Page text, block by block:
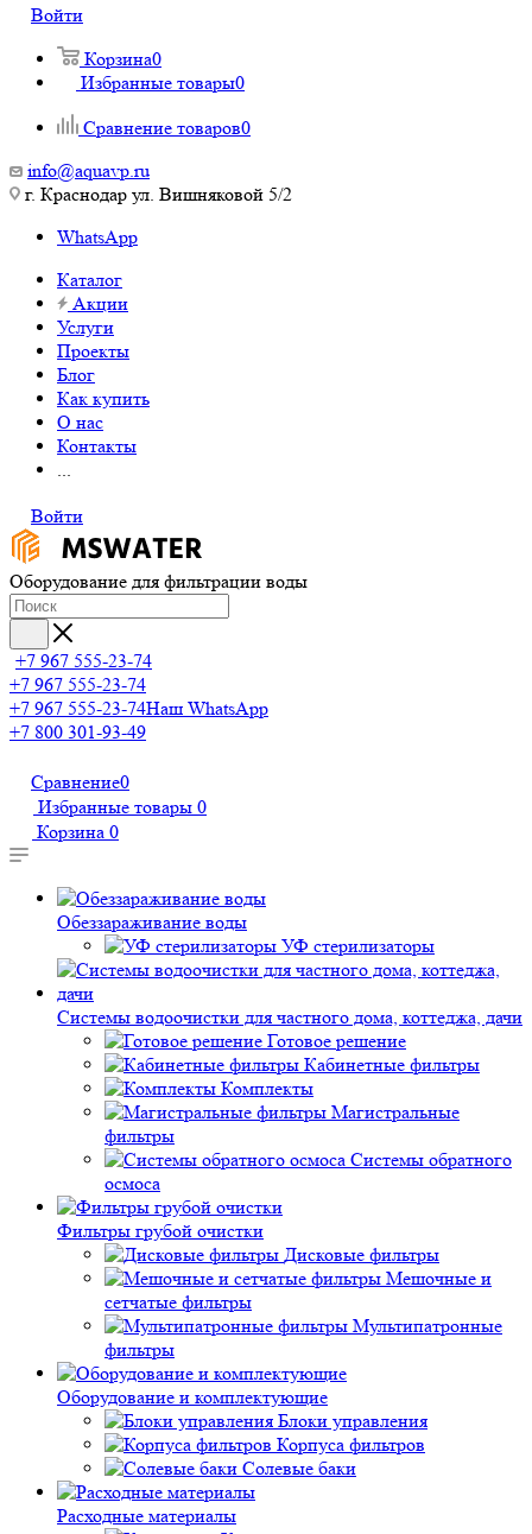
Войти
Корзина0
Избранные товары0
Сравнение товаров0
info@aquavp.ru
г. Краснодар ул. Вишняковой 5/2
WhatsApp
Каталог
Акции
Услуги
Проекты
Блог
Как купить
О нас
Контакты
...
Войти
Оборудование для фильтрации воды
+7 967 555-23-74
+7 967 555-23-74
+7 967 555-23-74Наш WhatsApp
+7 800 301-93-49
Сравнение0
Избранные товары 0
Корзина 0
Обеззараживание воды
УФ стерилизаторы
Системы водоочистки для частного дома, коттеджа, дачи
Готовое решение
Кабинетные фильтры
Комплекты
Магистральные
фильтры
Системы обратного
осмоса
Фильтры грубой очистки
Дисковые фильтры
Мешочные и
сетчатые фильтры
Мультипатронные
фильтры
Оборудование и комплектующие
Блоки управления
Корпуса фильтров
Солевые баки
Расходные материалы